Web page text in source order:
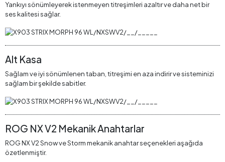
Yankıyı sönümleyerek istenmeyen titreşimleri azaltır ve daha net bir
ses kalitesi sağlar.
Alt Kasa
Sağlam ve iyi sönümlenen taban, titreşimi en aza indirir ve sisteminizi
sağlam bir şekilde sabitler.
ROG NX V2 Mekanik Anahtarlar
ROG NX V2 Snow ve Storm mekanik anahtar seçenekleri aşağıda
özetlenmiştir.